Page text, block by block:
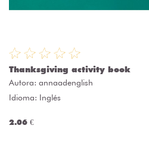
Thanksgiving activity book
Autora: annaadenglish
Idioma: Inglés
2.06 €